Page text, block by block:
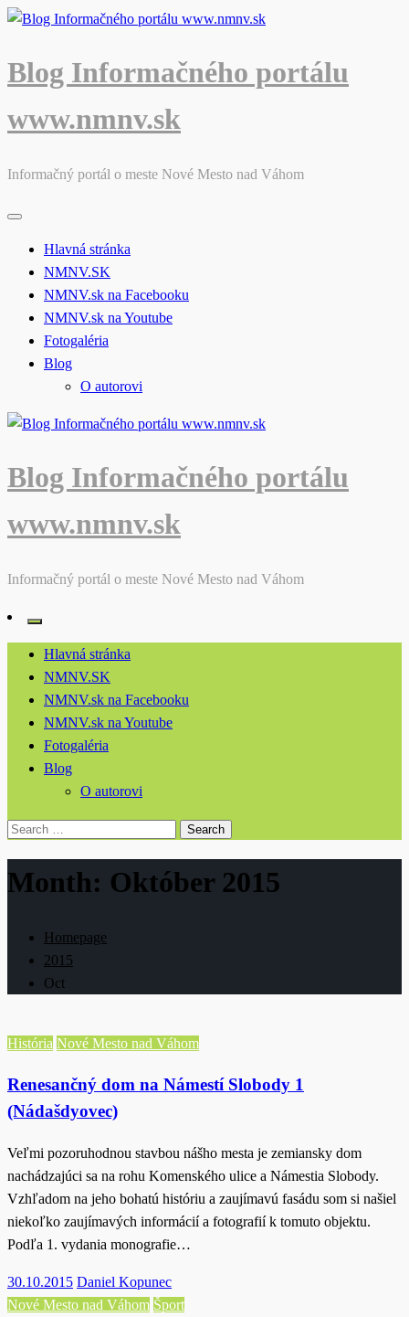
Skip
content
Blog Informačného portálu
www.nmnv.sk
Informačný portál o meste Nové Mesto nad Váhom
Hlavná stránka
NMNV.SK
NMNV.sk na Facebooku
NMNV.sk na Youtube
Fotogaléria
Blog
O autorovi
Blog Informačného portálu
www.nmnv.sk
Informačný portál o meste Nové Mesto nad Váhom
Hlavná stránka
NMNV.SK
NMNV.sk na Facebooku
NMNV.sk na Youtube
Fotogaléria
Blog
O autorovi
Search
Month: Október 2015
Homepage
2015
Oct
História Nové Mesto nad Váhom
Renesančný dom na Námestí Slobody 1
(Nádašdyovec)
Veľmi pozoruhodnou stavbou nášho mesta je zemiansky dom
nachádzajúci sa na rohu Komenského ulice a Námestia Slobody.
Vzhľadom na jeho bohatú históriu a zaujímavú fasádu som si našiel
niekoľko zaujímavých informácií a fotografií k tomuto objektu.
Podľa 1. vydania monografie…
Posted
on
30.10.2015 Daniel Kopunec
Nové Mesto nad Váhom Šport